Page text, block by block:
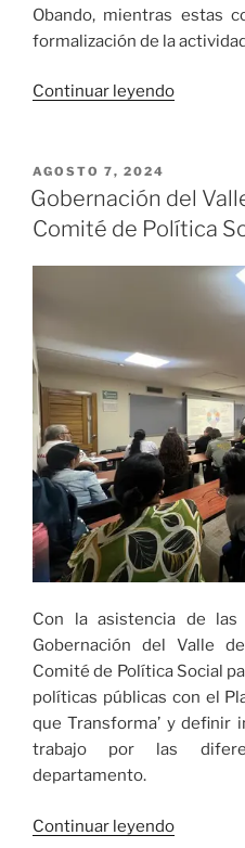
Obando, mientras estas
formalización de la
Continuar leyendo
Cauca,
trabaja
cumple
con
la
del
sector
de
PUBLICADO
EL
AGOSTO 7, 2024
Gobernación del
Comité de Política
Con la asistencia de
Gobernación del Valle
Comité de Política Social
políticas públicas con el
que Transforma’ y definir
trabajo por las
departamento.
Continuar leyendo